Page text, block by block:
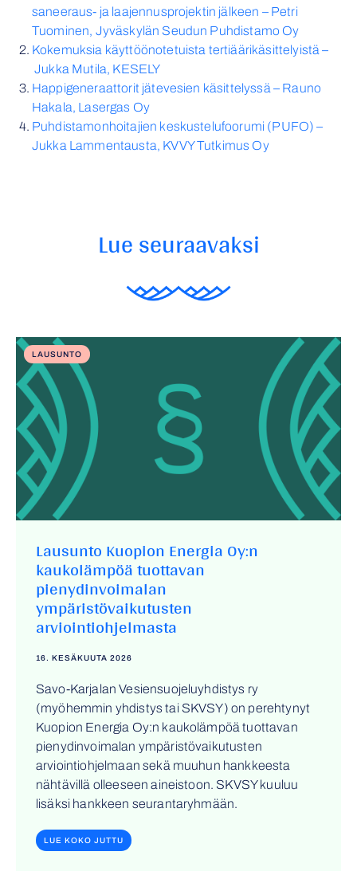
saneeraus- ja laajennusprojektin jälkeen – Petri
Tuominen, Jyväskylän Seudun Puhdistamo Oy
Kokemuksia käyttöönotetuista tertiäärikäsittelyistä –
Jukka Mutila, KESELY
Happigeneraattorit jätevesien käsittelyssä – Rauno
Hakala, Lasergas Oy
Puhdistamonhoitajien keskustelufoorumi (PUFO) –
Jukka Lammentausta, KVVY Tutkimus Oy
Lue seuraavaksi
LAUSUNTO
Lausunto Kuopion Energia Oy:n
kaukolämpöä tuottavan
pienydinvoimalan
ympäristövaikutusten
arviointiohjelmasta
16. KESÄKUUTA 2026
Savo-Karjalan Vesiensuojeluyhdistys ry
(myöhemmin yhdistys tai SKVSY) on perehtynyt
Kuopion Energia Oy:n kaukolämpöä tuottavan
pienydinvoimalan ympäristövaikutusten
arviointiohjelmaan sekä muuhun hankkeesta
nähtävillä olleeseen aineistoon. SKVSY kuuluu
lisäksi hankkeen seurantaryhmään.
LUE KOKO JUTTU